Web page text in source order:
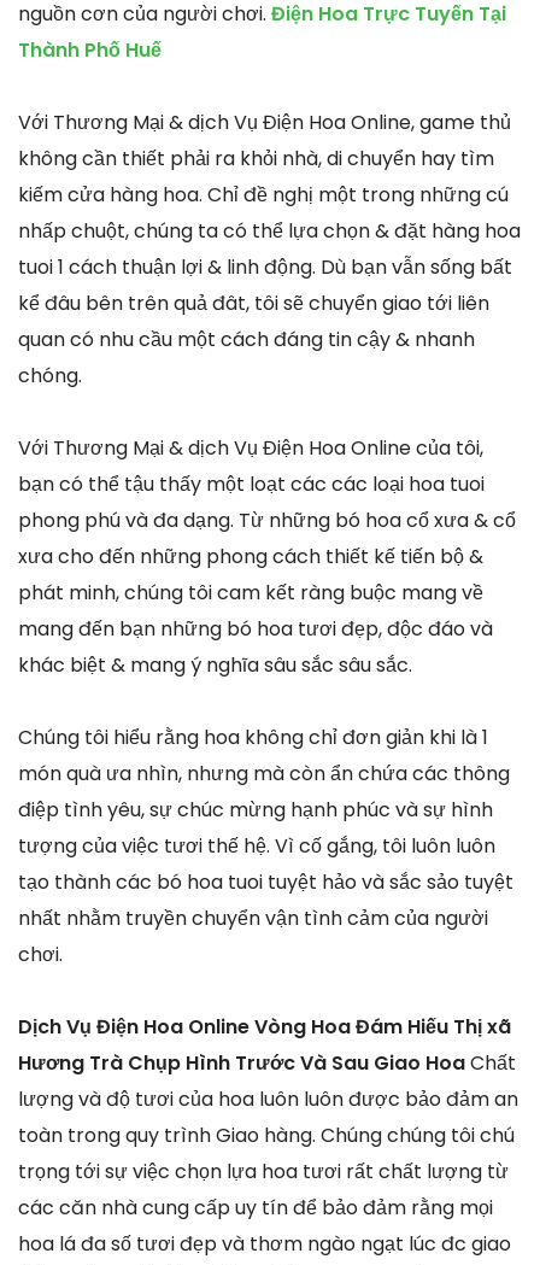
nguồn cơn của người chơi. Điện Hoa Trực Tuyến Tại
Thành Phố Huế
Với Thương Mại & dịch Vụ Điện Hoa Online, game thủ
không cần thiết phải ra khỏi nhà, di chuyển hay tìm
kiếm cửa hàng hoa. Chỉ đề nghị một trong những cú
nhấp chuột, chúng ta có thể lựa chọn & đặt hàng hoa
tuoi 1 cách thuận lợi & linh động. Dù bạn vẫn sống bất
kể đâu bên trên quả đât, tôi sẽ chuyển giao tới liên
quan có nhu cầu một cách đáng tin cậy & nhanh
chóng.
Với Thương Mại & dịch Vụ Điện Hoa Online của tôi,
bạn có thể tậu thấy một loạt các các loại hoa tuoi
phong phú và đa dạng. Từ những bó hoa cổ xưa & cổ
xưa cho đến những phong cách thiết kế tiến bộ &
phát minh, chúng tôi cam kết ràng buộc mang về
mang đến bạn những bó hoa tươi đẹp, độc đáo và
khác biệt & mang ý nghĩa sâu sắc sâu sắc.
Chúng tôi hiểu rằng hoa không chỉ đơn giản khi là 1
món quà ưa nhìn, nhưng mà còn ẩn chứa các thông
điệp tình yêu, sự chúc mừng hạnh phúc và sự hình
tượng của việc tươi thế hệ. Vì cố gắng, tôi luôn luôn
tạo thành các bó hoa tuoi tuyệt hảo và sắc sảo tuyệt
nhất nhằm truyền chuyển vận tình cảm của người
chơi.
Dịch Vụ Điện Hoa Online Vòng Hoa Đám Hiếu Thị xã
Hương Trà Chụp Hình Trước Và Sau Giao HoaChất
lượng và độ tươi của hoa luôn luôn được bảo đảm an
toàn trong quy trình Giao hàng. Chúng chúng tôi chú
trọng tới sự việc chọn lựa hoa tươi rất chất lượng từ
các căn nhà cung cấp uy tín để bảo đảm rằng mọi
hoa lá đa số tươi đẹp và thơm ngào ngạt lúc đc giao